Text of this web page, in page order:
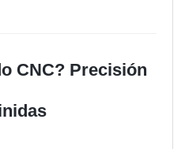
CNC? Precisión